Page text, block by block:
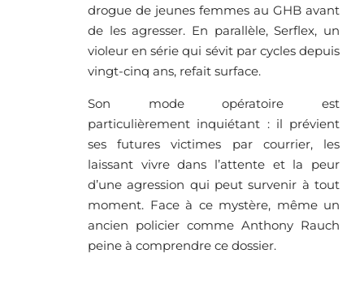
drogue de jeunes femmes au GHB avant
de les agresser. En parallèle, Serflex, un
violeur en série qui sévit par cycles depuis
vingt-cinq ans, refait surface.
Son mode opératoire est
particulièrement inquiétant : il prévient
ses futures victimes par courrier, les
laissant vivre dans l’attente et la peur
d’une agression qui peut survenir à tout
moment. Face à ce mystère, même un
ancien policier comme Anthony Rauch
peine à comprendre ce dossier.